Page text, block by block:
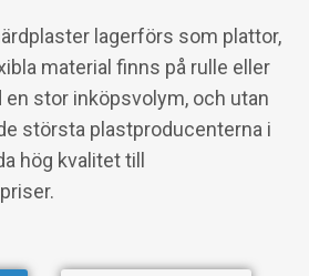
lagerförs som plattor,
material finns på rulle eller
en stor inköpsvolym, och utan
största plastproducenterna i
hög kvalitet till